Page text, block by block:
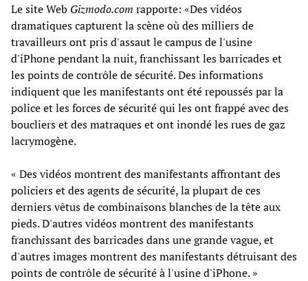
Le site Web Gizmodo.com rapporte: «Des vidéos
dramatiques capturent la scène où des milliers de
travailleurs ont pris d'assaut le campus de l'usine
d'iPhone pendant la nuit, franchissant les barricades et
les points de contrôle de sécurité. Des informations
indiquent que les manifestants ont été repoussés par la
police et les forces de sécurité qui les ont frappé avec des
boucliers et des matraques et ont inondé les rues de gaz
lacrymogène.
« Des vidéos montrent des manifestants affrontant des
policiers et des agents de sécurité, la plupart de ces
derniers vêtus de combinaisons blanches de la tête aux
pieds. D'autres vidéos montrent des manifestants
franchissant des barricades dans une grande vague, et
d'autres images montrent des manifestants détruisant des
points de contrôle de sécurité à l'usine d'iPhone. »